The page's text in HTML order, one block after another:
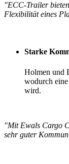
"ECC-Trailer
Flexibilität eines
Starke
Holmen und
wodurch
wird.
"Mit Ewals Cargo
sehr guter